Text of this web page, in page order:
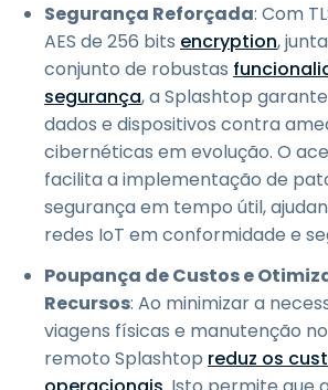
Segurança Reforçada: Com
AES de 256 bits encryption,
conjunto de robustas
segurança, a Splashtop
dados e dispositivos contra
cibernéticas em evolução. O
facilita a implementação de
segurança em tempo útil,
redes IoT em conformidade e
Poupança de Custos e
Recursos: Ao minimizar a
viagens físicas e manutenção
remoto Splashtop reduz os